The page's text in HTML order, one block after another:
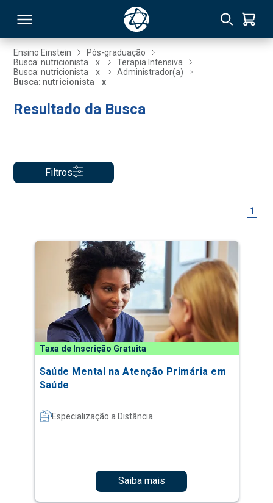
Ensino Einstein
Pós-graduação
Busca: nutricionista
x
Terapia Intensiva
Busca: nutricionista
x
Administrador(a)
Busca: nutricionista
x
Resultado da Busca
Filtros
1
Taxa de Inscrição Gratuita
Saúde Mental na Atenção Primária em
Saúde
Especialização a Distância
Saiba mais